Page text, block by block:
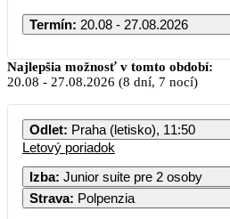
Termín: 20.08 - 27.08.2026
Najlepšia možnosť v tomto období:
20.08 - 27.08.2026 (8 dní, 7 nocí)
Odlet: Praha (letisko), 11:50
Letový poriadok
Izba: Junior suite pre 2 osoby
Strava: Polpenzia